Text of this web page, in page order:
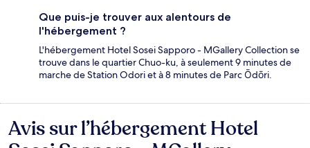
Que puis-je trouver aux alentours de
l'hébergement ?
L'hébergement Hotel Sosei Sapporo - MGallery Collection se
trouve dans le quartier Chuo-ku, à seulement 9 minutes de
marche de Station Odori et à 8 minutes de Parc Ōdōri.
Avis
Avis sur l’hébergement Hotel